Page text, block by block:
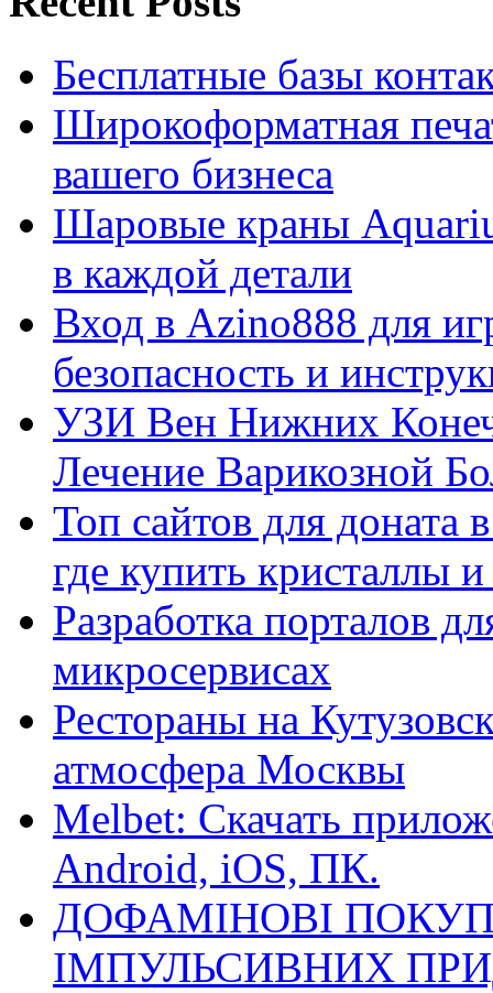
Бесплатные базы
Широкоформатная
вашего бизнеса
Шаровые краны
в каждой детали
Вход в Azino888 для
безопасность и
УЗИ Вен Нижних
Лечение Варикозной
Топ сайтов для
где купить кристаллы
Разработка порталов
микросервисах
Рестораны на
атмосфера Москвы
Melbet: Скачать
Android, iOS, ПК.
ДОФАМІНОВІ
ІМПУЛЬСИВНИХ